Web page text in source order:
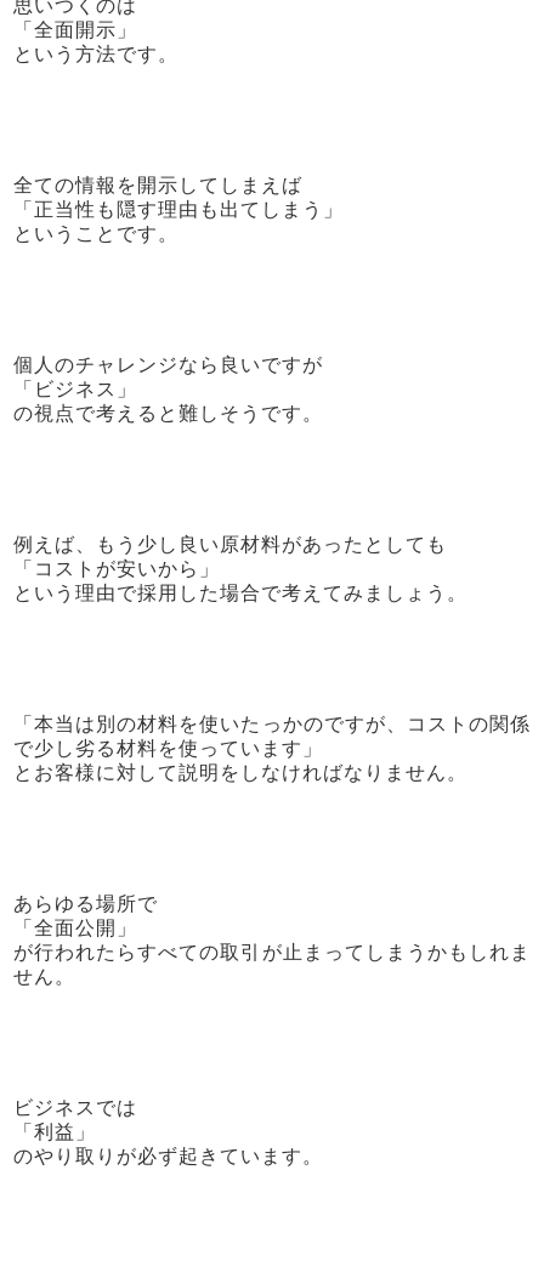
「全面開示」
という方法です。
全ての情報を開示してしまえば
「正当性も隠す理由も出てしまう」
ということです。
個人のチャレンジなら良いですが
「ビジネス」
の視点で考えると難しそうです。
例えば、もう少し良い原材料があったとしても
「コストが安いから」
という理由で採用した場合で考えてみましょう。
「本当は別の材料を使いたっかのですが、コストの関係
で少し劣る材料を使っています」
とお客様に対して説明をしなければなりません。
あらゆる場所で
「全面公開」
が行われたらすべての取引が止まってしまうかもしれま
せん。
ビジネスでは
「利益」
のやり取りが必ず起きています。